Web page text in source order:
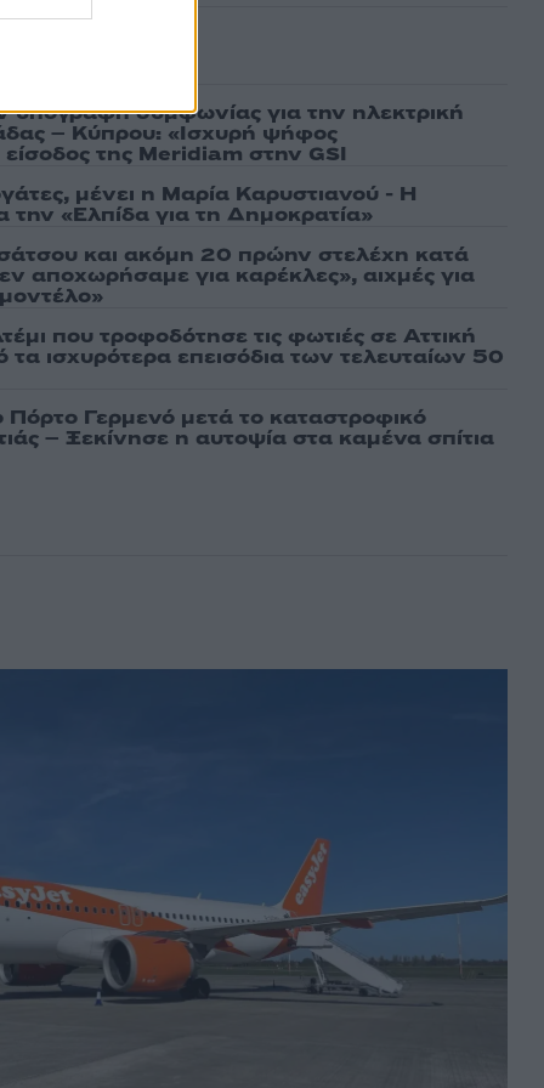
υπογραφή συμφωνίας για την ηλεκτρική
– Κύπρου: «Ισχυρή ψήφος
της Meridiam στην GSI
μένει η Μαρία Καρυστιανού - Η
την «Ελπίδα για τη Δημοκρατία»
και ακόμη 20 πρώην στελέχη κατά
αποχωρήσαμε για καρέκλες», αιχμές για
που τροφοδότησε τις φωτιές σε Αττική
τα ισχυρότερα επεισόδια των τελευταίων 50
Πόρτο Γερμενό μετά το καταστροφικό
– Ξεκίνησε η αυτοψία στα καμένα σπίτια